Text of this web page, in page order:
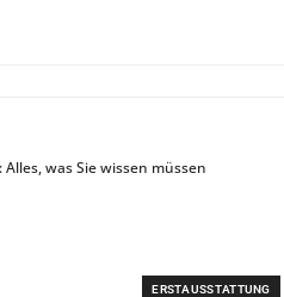
was Sie wissen müssen
ERSTAUSSTATTUNG